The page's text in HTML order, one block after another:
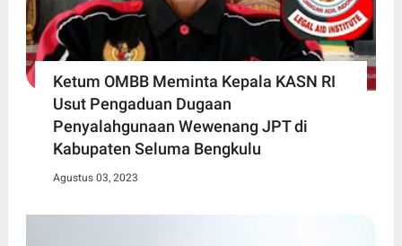
Ketum OMBB Meminta Kepala KASN RI
Usut Pengaduan Dugaan
Penyalahgunaan Wewenang JPT di
Kabupaten Seluma Bengkulu
Agustus 03, 2023